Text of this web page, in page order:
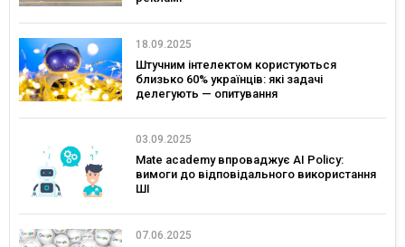
18.09.2025
Штучним інтелектом користуються
близько 60% українців: які задачі
делегують — опитування
03.09.2025
Mate academy впроваджує AI Policy:
вимоги до відповідального використання
ШІ
07.06.2025